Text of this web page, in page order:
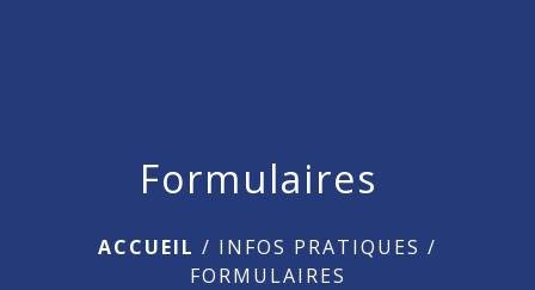
Formulaires
ACCUEIL / INFOS PRATIQUES /
FORMULAIRES